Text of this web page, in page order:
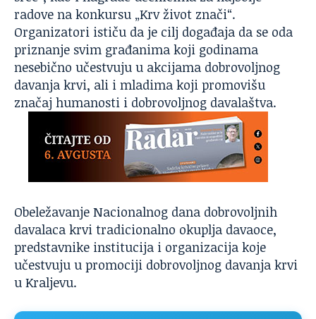
radove na konkursu „Krv život znači“.
Organizatori ističu da je cilj događaja da se oda
priznanje svim građanima koji godinama
nesebično učestvuju u akcijama dobrovoljnog
davanja krvi, ali i mladima koji promovišu
značaj humanosti i dobrovoljnog davalaštva.
Obeležavanje Nacionalnog dana dobrovoljnih
davalaca krvi tradicionalno okuplja davaoce,
predstavnike institucija i organizacija koje
učestvuju u promociji dobrovoljnog davanja krvi
u Kraljevu.